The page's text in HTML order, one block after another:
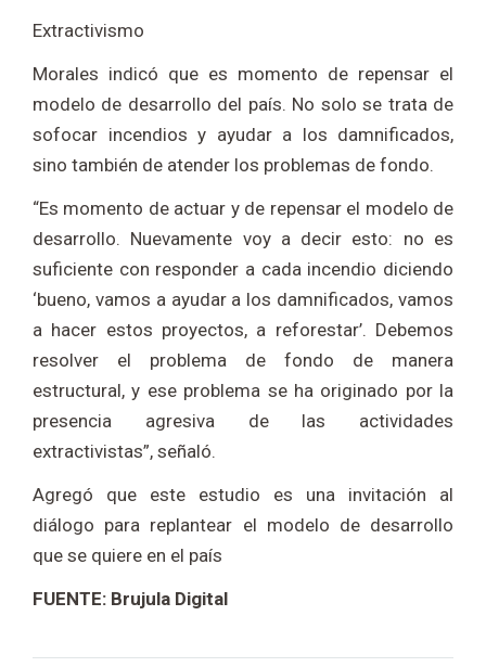
Extractivismo
Morales indicó que es momento de repensar el
modelo de desarrollo del país. No solo se trata de
sofocar incendios y ayudar a los damnificados,
sino también de atender los problemas de fondo.
“Es momento de actuar y de repensar el modelo de
desarrollo. Nuevamente voy a decir esto: no es
suficiente con responder a cada incendio diciendo
‘bueno, vamos a ayudar a los damnificados, vamos
a hacer estos proyectos, a reforestar’. Debemos
resolver el problema de fondo de manera
estructural, y ese problema se ha originado por la
presencia agresiva de las actividades
extractivistas”, señaló.
Agregó que este estudio es una invitación al
diálogo para replantear el modelo de desarrollo
que se quiere en el país
FUENTE: Brujula Digital